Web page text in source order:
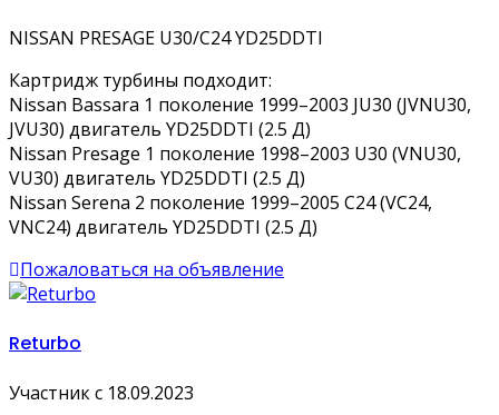
NISSAN PRESAGE U30/C24 YD25DDTI
Картридж турбины подходит:
Nissan Bassara 1 поколение 1999–2003 JU30 (JVNU30,
JVU30) двигатель YD25DDTI (2.5 Д)
Nissan Presage 1 поколение 1998–2003 U30 (VNU30,
VU30) двигатель YD25DDTI (2.5 Д)
Nissan Serena 2 поколение 1999–2005 C24 (VC24,
VNC24) двигатель YD25DDTI (2.5 Д)
Пожаловаться на объявление
Returbo
Участник с 18.09.2023